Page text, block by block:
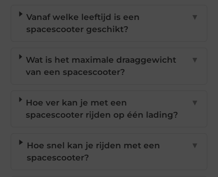
Vanaf welke leeftijd is een
spacescooter geschikt?
▼
Wat is het maximale draaggewicht
van een spacescooter?
▼
Hoe ver kan je met een
spacescooter rijden op één lading?
▼
Hoe snel kan je rijden met een
spacescooter?
▼